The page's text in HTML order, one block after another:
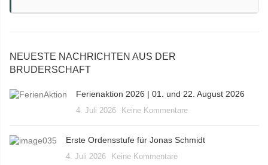
NEUESTE NACHRICHTEN AUS DER
BRUDERSCHAFT
Ferienaktion 2026 | 01. und 22. August 2026
4. Juli 2026 Keine Kommentare
Erste Ordensstufe für Jonas Schmidt
4. Juli 2026 Keine Kommentare